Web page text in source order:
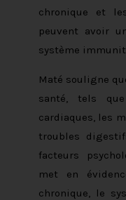
chronique et
peuvent avoir
système
Maté souligne
santé, tels
cardiaques, les
troubles
facteurs
met en
chronique, le